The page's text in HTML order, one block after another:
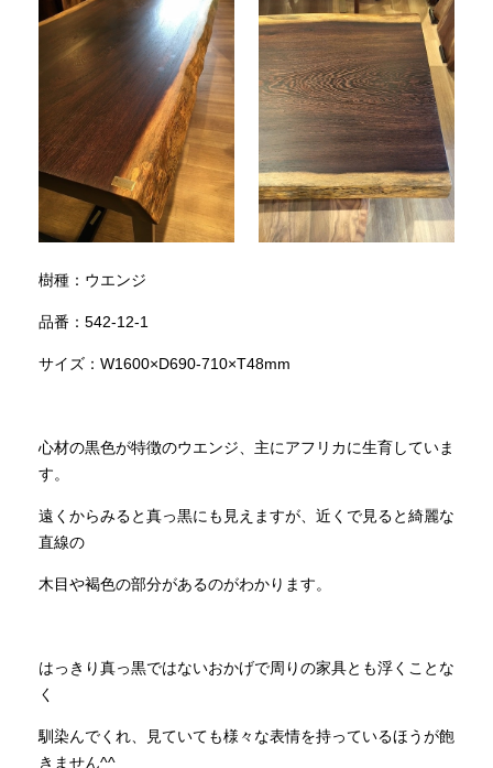
樹種：ウエンジ
品番：542-12-1
サイズ：W1600×D690-710×T48mm
心材の黒色が特徴のウエンジ、主にアフリカに生育していま
す。
遠くからみると真っ黒にも見えますが、近くで見ると綺麗な
直線の
木目や褐色の部分があるのがわかります。
はっきり真っ黒ではないおかげで周りの家具とも浮くことな
く
馴染んでくれ、見ていても様々な表情を持っているほうが飽
きません^^